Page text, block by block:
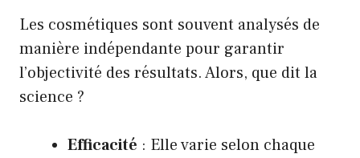
Les cosmétiques sont souvent analysés de
manière indépendante pour garantir
l’objectivité des résultats. Alors, que dit la
science ?
Efficacité : Elle varie selon chaque